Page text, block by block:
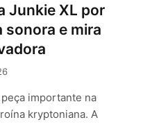
Junkie XL por
sonora e mira
importante na
kryptoniana. A